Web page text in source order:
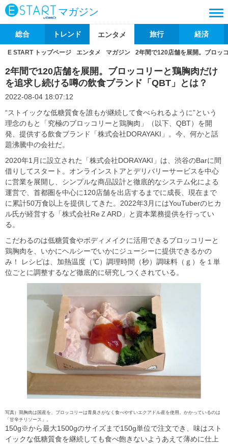
マガジン
総合 トレンド エンタメ 旅行 経済
E START トップページ エンタメ マガジン 2年間で120店舗を展開。ブロッ
2年間で120店舗を展開。ブロッコリーと鶏胸肉だけ
を追求し続ける噂の飲食ブランド「QBT」とは？
2022-08-04 18:07:12
“ストイックな低糖質食を誰もが継続して食べられるように”という
理念のもと「究極のブロッコリーと鶏胸肉」（以下、QBT）を開
発、提供する飲食ブランド「株式会社DORAYAKI」。今、何かと話
題沸騰中の会社だ。
2020年1月に設立された「株式会社DORAYAKI」は、渋谷のBarに間
借りしてスタート。オンラインストアとデリバリーサービスを中心
に営業を展開し、シンプルな商品設計と徹底的なシステム化による
運営で、首都圏を中心に120店舗を出店するまでに成長、現在まで
に累計50万食以上を提供してきた。2022年3月にはYouTuberのヒカ
ル氏が経営する「株式会社ReＺARD」と資本業務提供を行ってい
る。
こだわるのは低糖質食やボディメイクに活用できるブロッコリーと
鶏胸肉を、いかにヘルシーでいかにジューシーに提供できるかの
み！ レシピは、加熱温度（℃）調理時間（秒）調味料（ｇ）を１単
位ごとに調整するなど徹底的に研究しつくされている。
写真）鶏胸肉は国産を、ブロッコリーは青臭さがなく食べやすいエクアドル産を使用。かかっているのは
「甘辛チリソース」。
150g※から最大1500gのサイズまで150g単位で注文でき、味はスト
イックな低糖質食を継続しても食べ飽きないようあえて薄めに仕上